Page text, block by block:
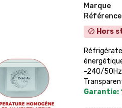
Marque
Référence
block Hors
-240/50Hz
Garantie: